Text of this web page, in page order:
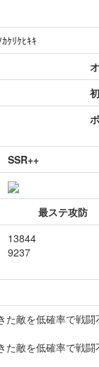
ｹﾘｹﾋｷｷ
SSR++
最ステ攻防
13844
9237
敵を低確率で戦
敵を低確率で戦